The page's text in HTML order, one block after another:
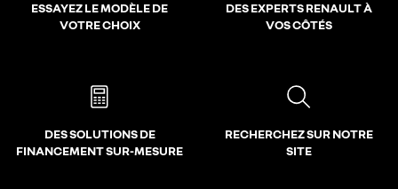
ESSAYEZ LE MODÈLE DE
VOTRE CHOIX
DES EXPERTS RENAULT À
VOS CÔTÉS
DES SOLUTIONS DE
FINANCEMENT SUR-MESURE
RECHERCHEZ SUR NOTRE
SITE